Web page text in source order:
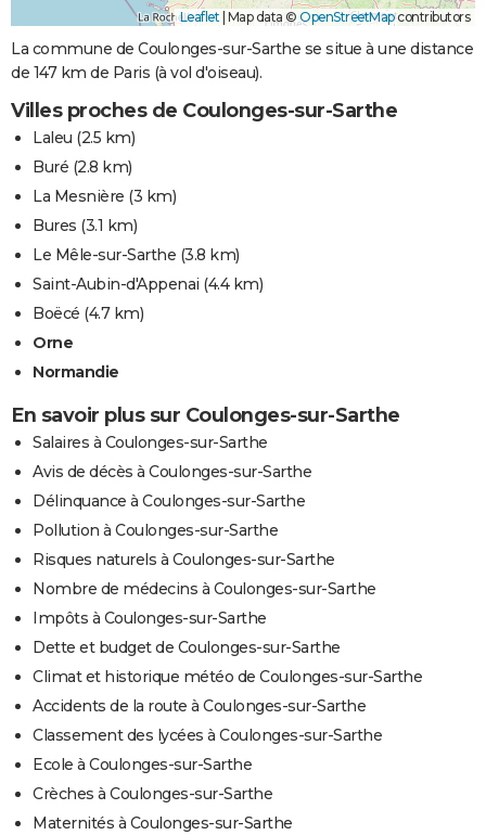
Leaflet Map data © OpenStreetMapcontributors
La commune de Coulonges-sur-Sarthe se situe à une distance
de 147 km de Paris (à vol d'oiseau).
Villes proches de Coulonges-sur-Sarthe
Laleu (2.5 km)
Buré (2.8 km)
La Mesnière (3 km)
Bures (3.1 km)
Le Mêle-sur-Sarthe (3.8 km)
Saint-Aubin-d'Appenai (4.4 km)
Boëcé (4.7 km)
Orne
Normandie
En savoir plus sur Coulonges-sur-Sarthe
Salaires à Coulonges-sur-Sarthe
Avis de décès à Coulonges-sur-Sarthe
Délinquance à Coulonges-sur-Sarthe
Pollution à Coulonges-sur-Sarthe
Risques naturels à Coulonges-sur-Sarthe
Nombre de médecins à Coulonges-sur-Sarthe
Impôts à Coulonges-sur-Sarthe
Dette et budget de Coulonges-sur-Sarthe
Climat et historique météo de Coulonges-sur-Sarthe
Accidents de la route à Coulonges-sur-Sarthe
Classement des lycées à Coulonges-sur-Sarthe
Ecole à Coulonges-sur-Sarthe
Crèches à Coulonges-sur-Sarthe
Maternités à Coulonges-sur-Sarthe